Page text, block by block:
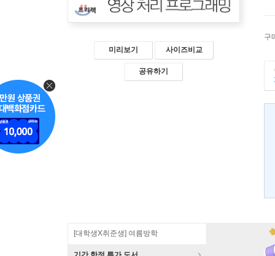
미리보기 사이즈비교
공유하기
구
[대학생X취준생] 여름방학